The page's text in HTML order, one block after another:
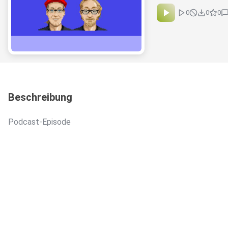
0 0 0
Beschreibung
Podcast-Episode